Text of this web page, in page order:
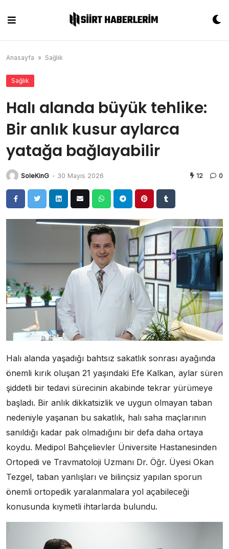
content
Anasayfa » Sağlık
Sağlık
Halı alanda büyük tehlike:
Bir anlık kusur aylarca
yatağa bağlayabilir
SoleKinG - 30 Mayıs 2026 12 0
Halı alanda yaşadığı bahtsız sakatlık sonrası ayağında
önemli kırık oluşan 21 yaşındaki Efe Kalkan, aylar süren
şiddetli bir tedavi sürecinin akabinde tekrar yürümeye
başladı. Bir anlık dikkatsizlik ve uygun olmayan taban
nedeniyle yaşanan bu sakatlık, halı saha maçlarının
sanıldığı kadar pak olmadığını bir defa daha ortaya
koydu. Medipol Bahçelievler Üniversite Hastanesinden
Ortopedi ve Travmatoloji Uzmanı Dr. Öğr. Üyesi Okan
Tezgel, taban yanlışları ve bilinçsiz yapılan sporun
önemli ortopedik yaralanmalara yol açabileceği
konusunda kıymetli ihtarlarda bulundu.